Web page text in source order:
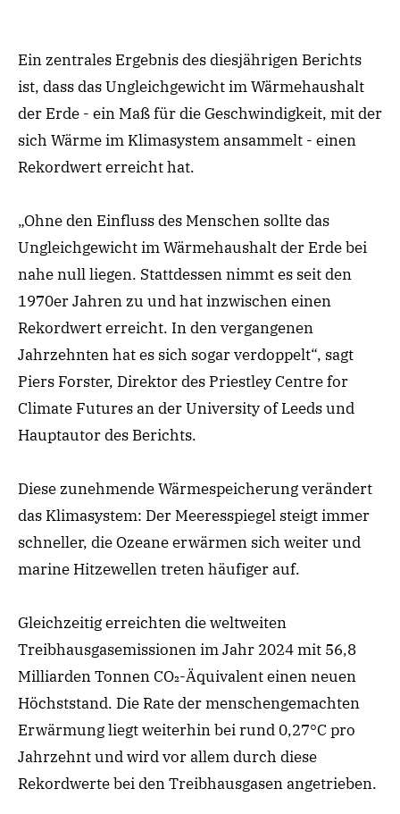
Ein zentrales Ergebnis des diesjährigen Berichts
ist, dass das Ungleichgewicht im Wärmehaushalt
der Erde - ein Maß für die Geschwindigkeit, mit der
sich Wärme im Klimasystem ansammelt - einen
Rekordwert erreicht hat.
„Ohne den Einfluss des Menschen sollte das
Ungleichgewicht im Wärmehaushalt der Erde bei
nahe null liegen. Stattdessen nimmt es seit den
1970er Jahren zu und hat inzwischen einen
Rekordwert erreicht. In den vergangenen
Jahrzehnten hat es sich sogar verdoppelt“, sagt
Piers Forster, Direktor des Priestley Centre for
Climate Futures an der University of Leeds und
Hauptautor des Berichts.
Diese zunehmende Wärmespeicherung verändert
das Klimasystem: Der Meeresspiegel steigt immer
schneller, die Ozeane erwärmen sich weiter und
marine Hitzewellen treten häufiger auf.
Gleichzeitig erreichten die weltweiten
Treibhausgasemissionen im Jahr 2024 mit 56,8
Milliarden Tonnen CO₂-Äquivalent einen neuen
Höchststand. Die Rate der menschengemachten
Erwärmung liegt weiterhin bei rund 0,27°C pro
Jahrzehnt und wird vor allem durch diese
Rekordwerte bei den Treibhausgasen angetrieben.